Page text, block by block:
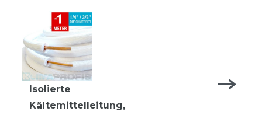
Isolierte
Kältemittelleitung,